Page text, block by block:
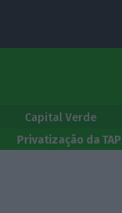
Capital Verde
Privatização da TAP